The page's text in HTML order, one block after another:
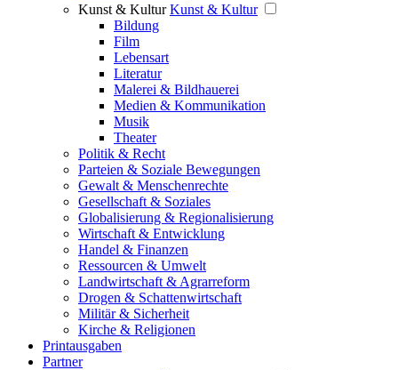
Kunst & Kultur Kunst & Kultur
Bildung
Film
Lebensart
Literatur
Malerei & Bildhauerei
Medien & Kommunikation
Musik
Theater
Politik & Recht
Parteien & Soziale Bewegungen
Gewalt & Menschenrechte
Gesellschaft & Soziales
Globalisierung & Regionalisierung
Wirtschaft & Entwicklung
Handel & Finanzen
Ressourcen & Umwelt
Landwirtschaft & Agrarreform
Drogen & Schattenwirtschaft
Militär & Sicherheit
Kirche & Religionen
Printausgaben
Partner